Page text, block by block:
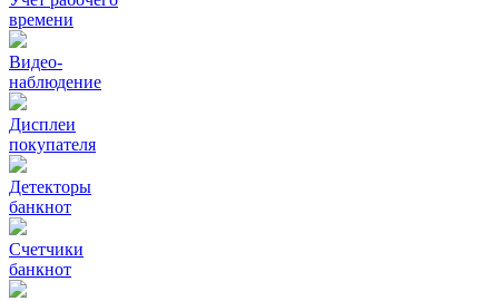
времени
Видео‑
наблюдение
Дисплеи
покупателя
Детекторы
банкнот
Счетчики
банкнот